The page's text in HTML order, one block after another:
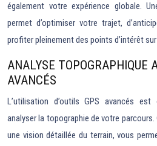
également votre expérience globale.
permet d’optimiser votre trajet,
profiter pleinement des points d’intérêt
ANALYSE TOPOGRAPHIQUE
AVANCÉS
L’utilisation d’outils GPS avancés est
analyser la topographie de votre
une vision détaillée du terrain, vous